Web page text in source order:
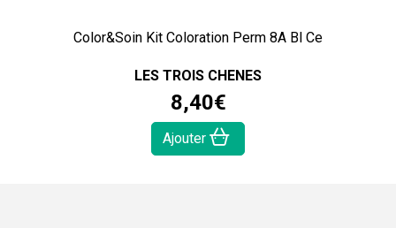
Color&Soin Kit Coloration Perm 8A Bl Ce
LES TROIS CHENES
8,40€
Ajouter